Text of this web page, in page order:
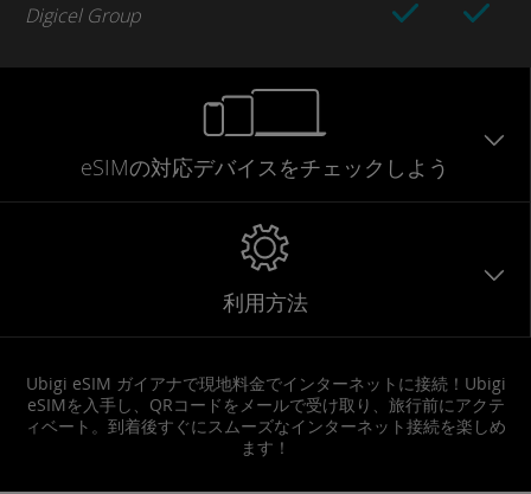
Digicel Group
eSIMの対応デバイスをチェックしよう
利用方法
Ubigi eSIM ガイアナで現地料金でインターネットに接続！Ubigi
eSIMを入手し、QRコードをメールで受け取り、旅行前にアクテ
ィベート。到着後すぐにスムーズなインターネット接続を楽しめ
ます！